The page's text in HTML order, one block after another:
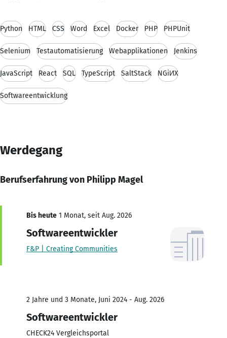
Python HTML CSS Word Excel Docker PHP PHPUnit
Selenium Testautomatisierung Webapplikationen Jenkins
JavaScript React SQL TypeScript SaltStack NGiИX
Softwareentwicklung
Werdegang
Berufserfahrung von Philipp Magel
Bis heute 1 Monat, seit Aug. 2026
Softwareentwickler
F&P | Creating Communities
2 Jahre und 3 Monate, Juni 2024 - Aug. 2026
Softwareentwickler
CHECK24 Vergleichsportal